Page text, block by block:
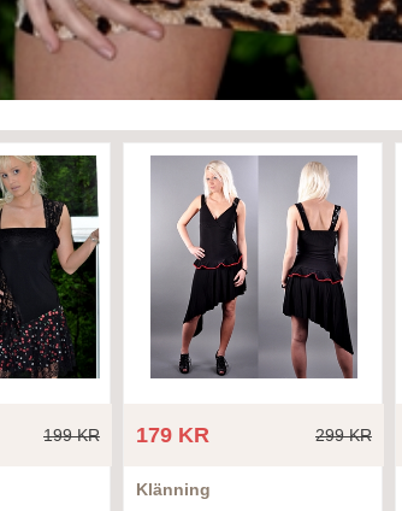
199 KR 179 KR 299 KR
Klänning